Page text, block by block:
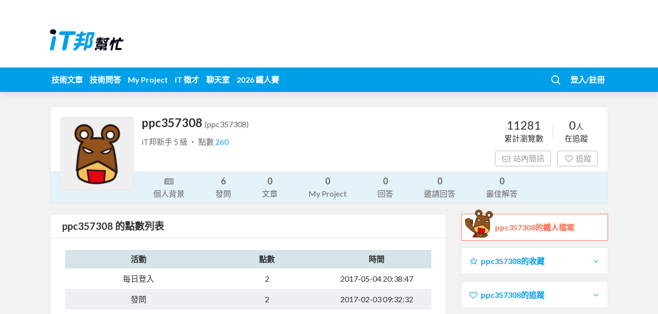
技術文章 技術問答 My Project iT 徵才 聊天室 2026 鐵人賽 登入/註冊
ppc357308 (ppc357308)
iT邦新手 5 級 ‧ 點數 260
11281
累計瀏覽數
0人
在追蹤
站內簡訊 追蹤
個人背景
6
發問
0
文章
0
My Project
0
回答
0
邀請回答
0
最佳解答
ppc357308 的點數列表
活動 點數 時間
每日登入 2 2017-05-04 20:38:47
發問 2 2017-02-03 09:32:32
ppc357308的鐵人檔案
ppc357308的收藏
ppc357308的追蹤